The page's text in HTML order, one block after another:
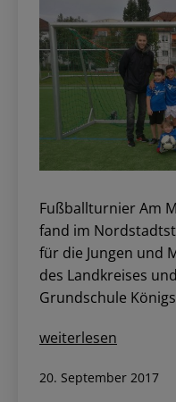
Fußballturnier Am
fand im
für die Jungen und
des Landkreises
Grundschule
Fußballturnier
Orientierungslauf
weiterlesen
Veröffentlicht
20. September 2017